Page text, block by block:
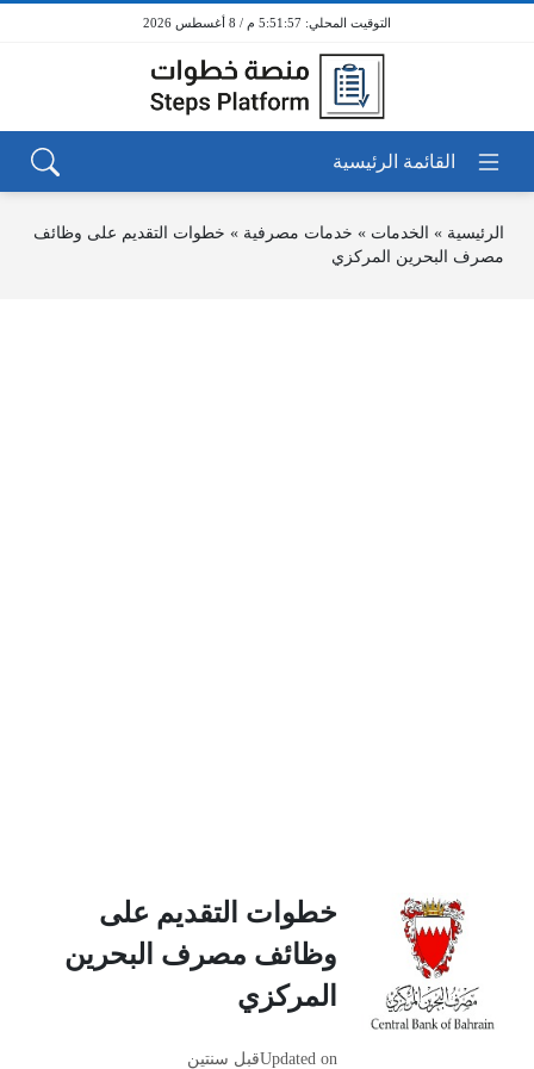
5:51:57 م / 8 أغسطس 2026
الرئيسية » الخدمات » خدمات مصرفية » خطوات التقديم على وظائف
مصرف البحرين المركزي
خطوات التقديم على
وظائف مصرف البحرين
المركزي
Updated onقبل سنتين